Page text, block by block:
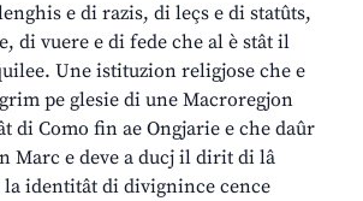
e di razis, di leçs e di statûts,
di vuere e di fede che al è stât il
Une istituzion religjose che e
pe glesie di une Macroregjon
di Como fin ae Ongjarie e che daûr
Marc e deve a ducj il dirit di lâ
la identitât di divignince cence